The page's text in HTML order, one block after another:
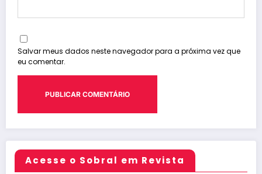
Salvar meus dados neste navegador para a próxima vez que
eu comentar.
Acesse o Sobral em Revista